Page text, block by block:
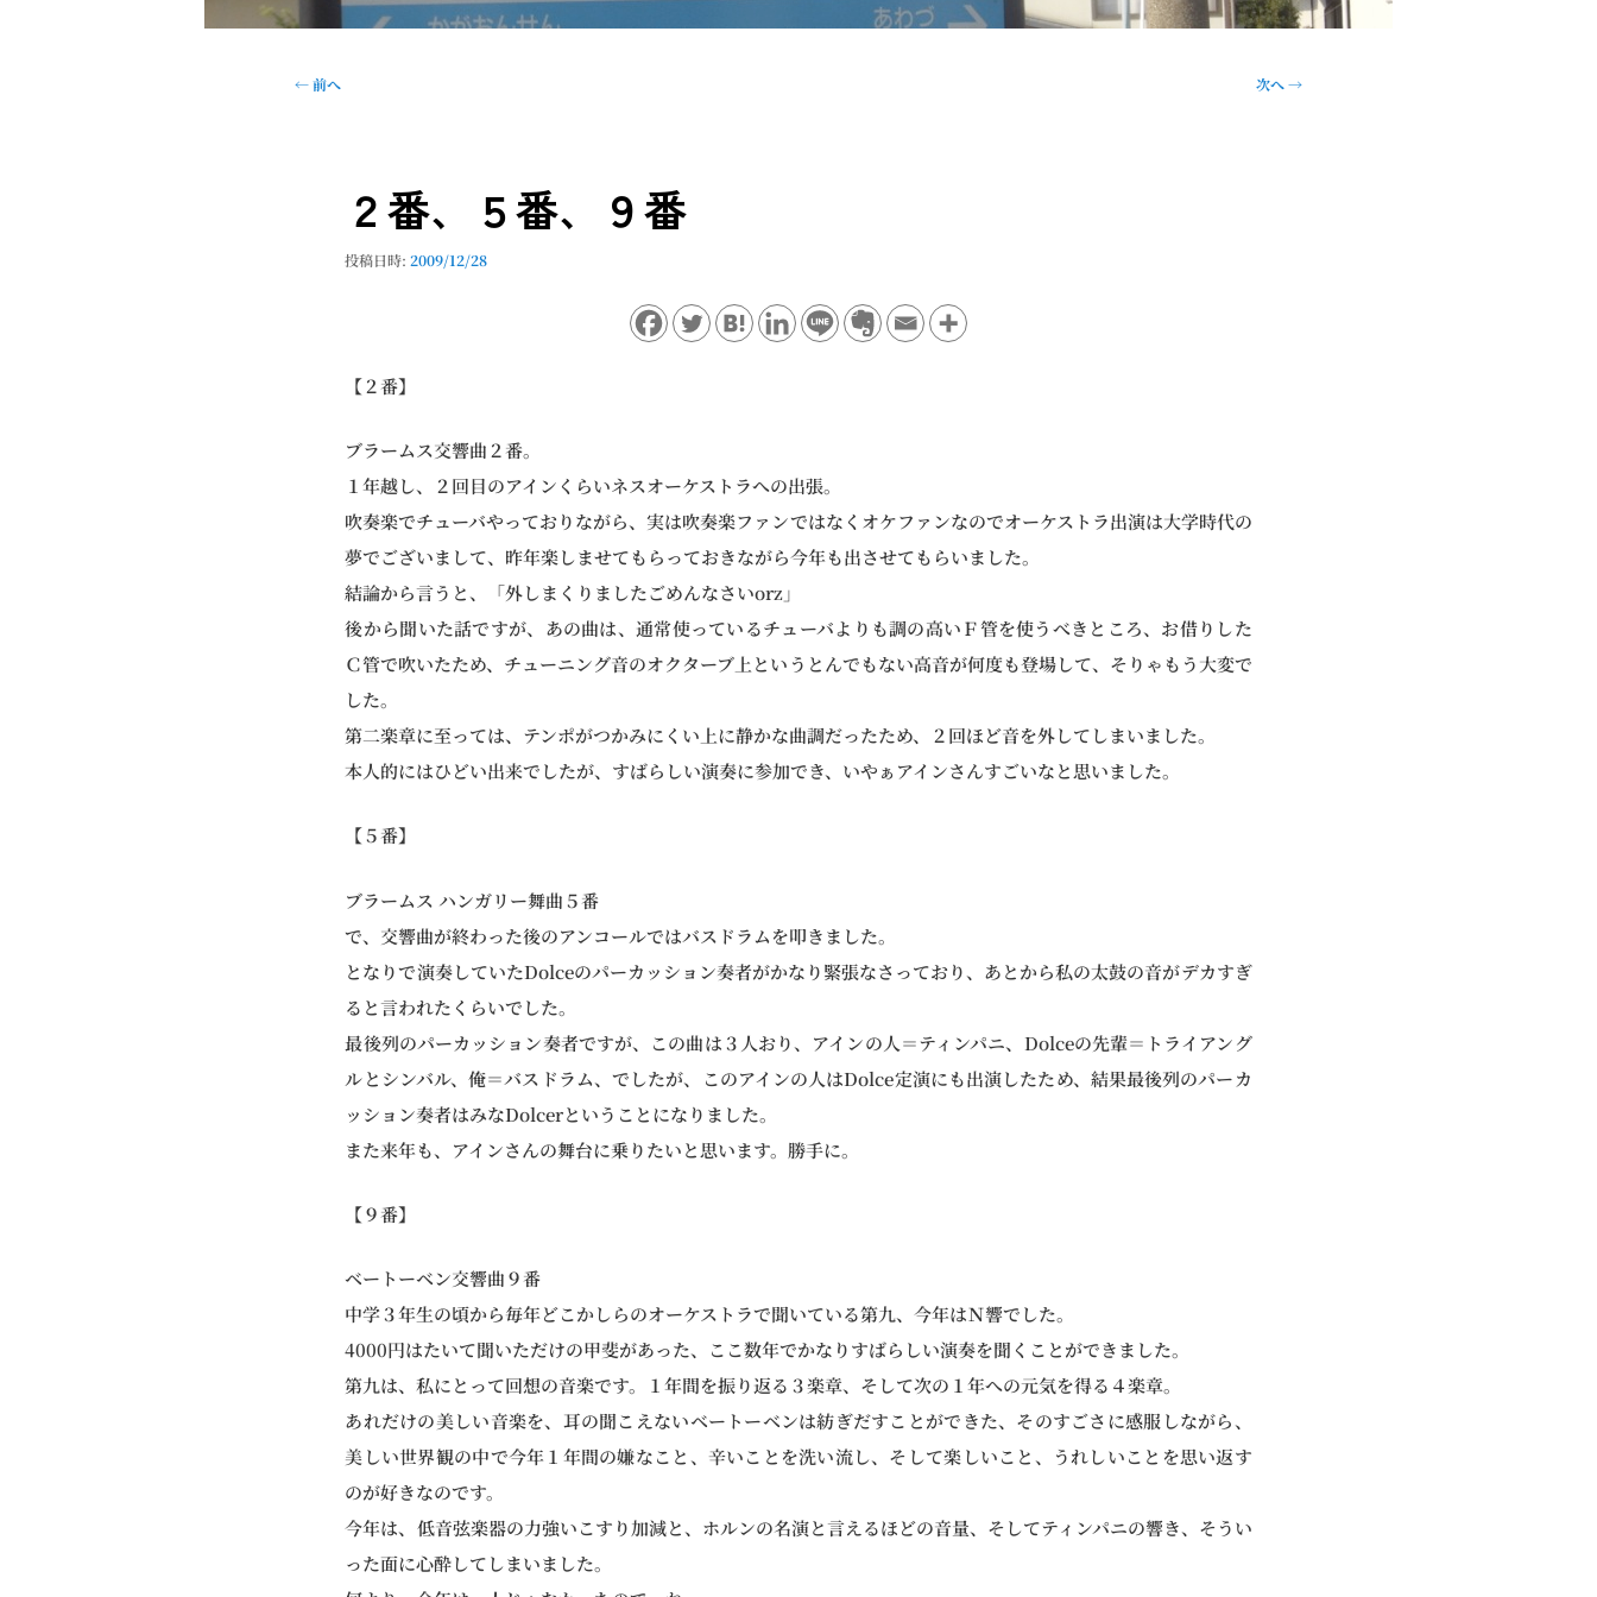
投
←前へ 次へ→
２番、５番、９番
投稿日時:2009/12/28
【２番】
ブラームス交響曲２番。
１年越し、２回目のアインくらいネスオーケストラへの出張。
吹奏楽でチューバやっておりながら、実は吹奏楽ファンではなくオケファンなのでオーケストラ出演は大学時代の
夢でございまして、昨年楽しませてもらっておきながら今年も出させてもらいました。
結論から言うと、「外しまくりましたごめんなさいorz」
後から聞いた話ですが、あの曲は、通常使っているチューバよりも調の高いＦ管を使うべきところ、お借りした
Ｃ管で吹いたため、チューニング音のオクターブ上というとんでもない高音が何度も登場して、そりゃもう大変で
した。
第二楽章に至っては、テンポがつかみにくい上に静かな曲調だったため、２回ほど音を外してしまいました。
本人的にはひどい出来でしたが、すばらしい演奏に参加でき、いやぁアインさんすごいなと思いました。
【５番】
ブラームス ハンガリー舞曲５番
で、交響曲が終わった後のアンコールではバスドラムを叩きました。
となりで演奏していたDolceのパーカッション奏者がかなり緊張なさっており、あとから私の太鼓の音がデカすぎ
ると言われたくらいでした。
最後列のパーカッション奏者ですが、この曲は３人おり、アインの人＝ティンパニ、Dolceの先輩＝トライアング
ルとシンバル、俺＝バスドラム、でしたが、このアインの人はDolce定演にも出演したため、結果最後列のパーカ
ッション奏者はみなDolcerということになりました。
また来年も、アインさんの舞台に乗りたいと思います。勝手に。
【９番】
ベートーベン交響曲９番
中学３年生の頃から毎年どこかしらのオーケストラで聞いている第九、今年はＮ響でした。
4000円はたいて聞いただけの甲斐があった、ここ数年でかなりすばらしい演奏を聞くことができました。
第九は、私にとって回想の音楽です。１年間を振り返る３楽章、そして次の１年への元気を得る４楽章。
あれだけの美しい音楽を、耳の聞こえないベートーベンは紡ぎだすことができた、そのすごさに感服しながら、
美しい世界観の中で今年１年間の嫌なこと、辛いことを洗い流し、そして楽しいこと、うれしいことを思い返す
のが好きなのです。
今年は、低音弦楽器の力強いこすり加減と、ホルンの名演と言えるほどの音量、そしてティンパニの響き、そうい
った面に心酔してしまいました。